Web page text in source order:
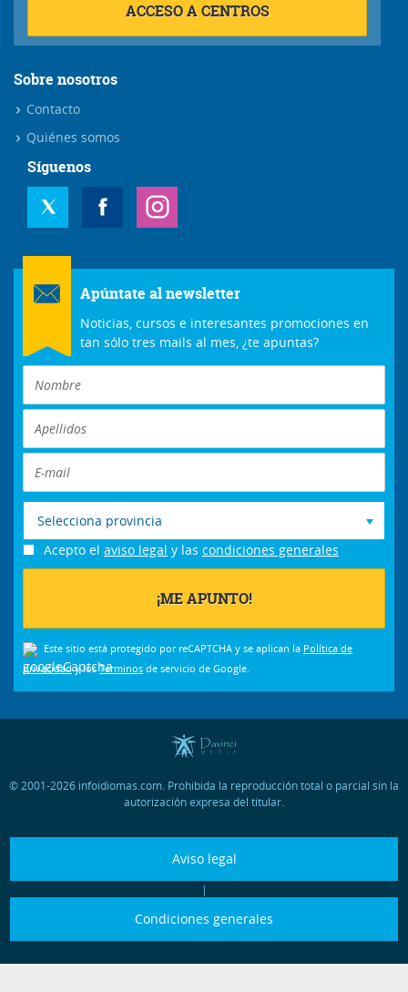
ACCESO A CENTROS
Sobre nosotros
Contacto
Quiénes somos
Síguenos
Apúntate al newsletter
Noticias, cursos e interesantes promociones en
tan sólo tres mails al mes, ¿te apuntas?
Selecciona provincia
Acepto el aviso legal y las condiciones generales
Este sitio está protegido por reCAPTCHA y se aplican la Política de
privacidady losTérminos de servicio de Google.
© 2001-2026 infoidiomas.com. Prohibida la reproducción total o parcial sin la
autorización expresa del titular.
Aviso legal
|
Condiciones generales